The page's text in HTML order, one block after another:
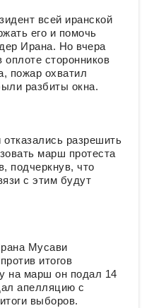
всей иранской
его и помочь
Ирана. Но вчера
сторонников
пожар охватил
разбиты окна.
разрешить
марш протеста
подчеркнув, что
с этим будут
Мусави
итогов
на марш он подал 14
апелляцию с
выборов.